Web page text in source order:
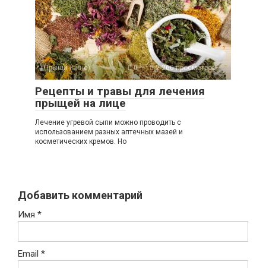
Прыщи (акне) 0 2 260 просмотров
Рецепты и травы для лечения
прыщей на лице
Лечение угревой сыпи можно проводить с
использованием разных аптечных мазей и
косметических кремов. Но
Добавить комментарий
Имя *
Email *